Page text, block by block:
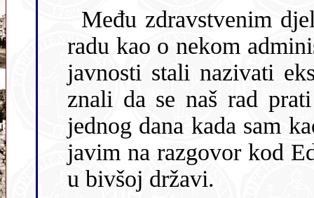
Među zdravstvenim djelatnicima počelo
radu kao o nekom
javnosti stali nazivati
znali da se naš rad prati sve do Federacije. To smo doznali
jednog dana kada sam kao ravnatelj bolnice dobio poziv
javim na razgovor kod Edvarda
u bivšoj državi.